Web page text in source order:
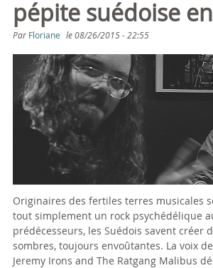
ê
t
e
c
i
pépite suédoise
Par Floriane le08/26/2015 - 22:55
Originaires des fertiles terres musicales
tout simplement un rock psychédélique
prédécesseurs, les Suédois savent
sombres, toujours envoûtantes. La voix
Jeremy Irons and The Ratgang Malibus